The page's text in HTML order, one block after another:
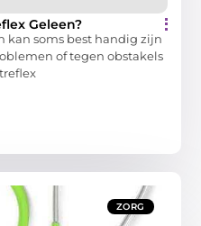
Geleen?
kan soms best handig zijn
of tegen obstakels
ZORG